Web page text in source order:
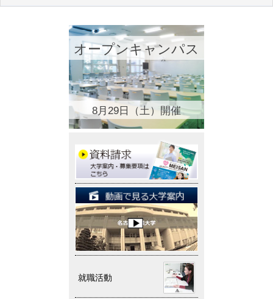
オープンキャンパス
8月29日（土）開催
就職活動